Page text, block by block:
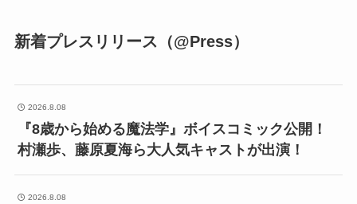
新着プレスリリース（@Press）
2026.8.08
『8歳から始める魔法学』ボイスコミック公開！
村瀬歩、藤原夏海ら大人気キャストが出演！
2026.8.08